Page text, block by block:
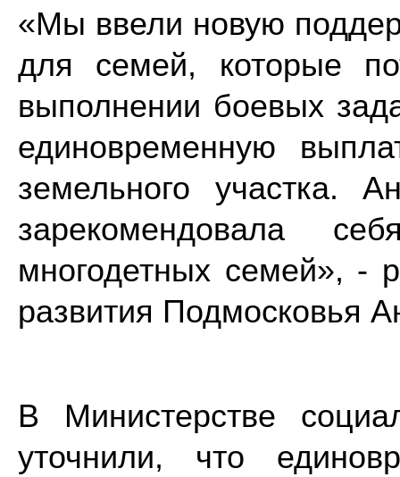
«Мы ввели новую
для семей, которые
выполнении боевых
единовременную
земельного участка.
зарекомендовала
многодетных семей», -
развития Подмосковья
В Министерстве
уточнили, что